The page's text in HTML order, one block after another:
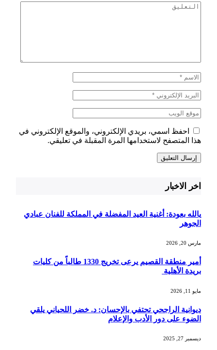
احفظ اسمي، بريدي الإلكتروني، والموقع الإلكتروني في
هذا المتصفح لاستخدامها المرة المقبلة في تعليقي.
اخر الاخبار
يالله بعودة: أغنية العيد المفضلة في المملكة للفنان عبادي
الجوهر
مارس 20, 2026
أمير منطقة القصيم يرعى تخريج 1330 طالباً من كليات
بريدة الأهلية
مايو 11, 2026
ديوانية الراجحي تحتفي بالإحسان: د. خضر اللحياني يلقي
الضوء على دور الأدب والإعلام
ديسمبر 27, 2025